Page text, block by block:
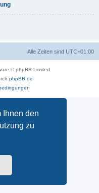
Ihnen den
zu
Alle Zeiten sind UTC+01:00
© phpBB Limited
phpBB.de